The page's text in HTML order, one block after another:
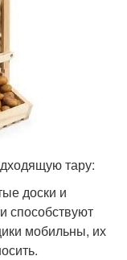
тару:
доски и
способствуют
мобильны, их